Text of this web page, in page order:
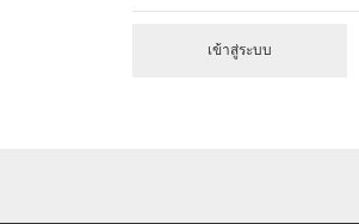
เข้าสู่ระบบ